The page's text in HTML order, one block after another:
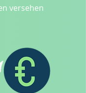
versehen